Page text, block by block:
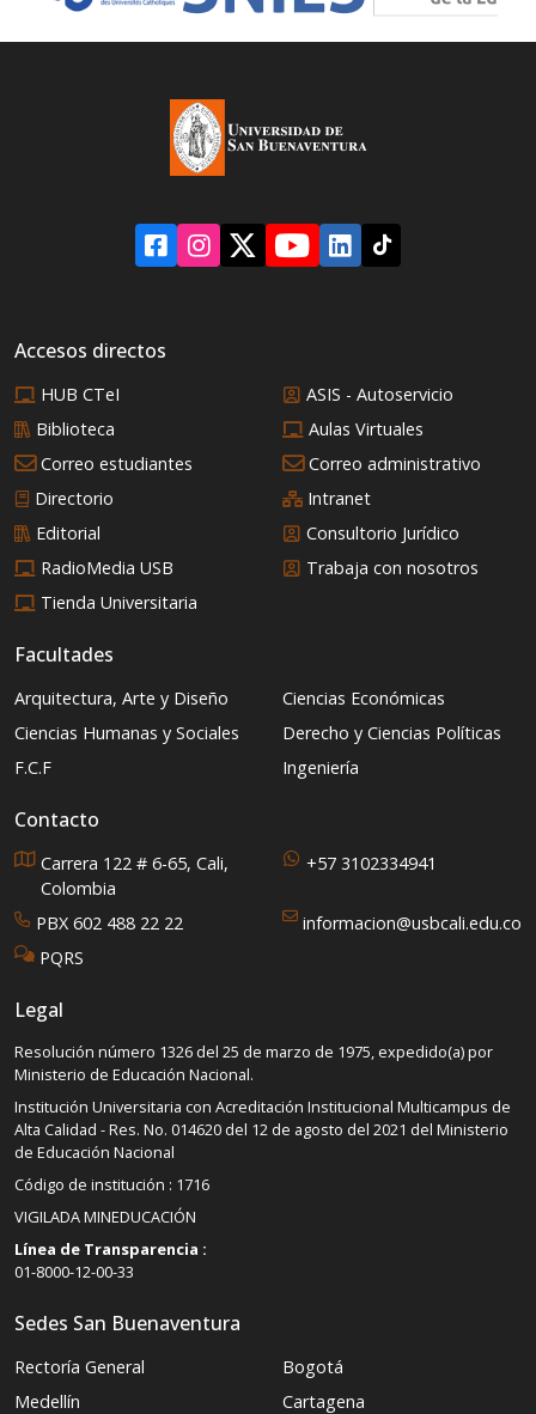
Accesos directos
HUB CTeI
ASIS - Autoservicio
Biblioteca
Aulas Virtuales
Correo estudiantes
Correo administrativo
Directorio
Intranet
Editorial
Consultorio Jurídico
RadioMedia USB
Trabaja con nosotros
Tienda Universitaria
Facultades
Arquitectura, Arte y Diseño
Ciencias Económicas
Ciencias Humanas y Sociales
Derecho y Ciencias Políticas
F.C.F
Ingeniería
Contacto
Carrera 122 # 6-65, Cali,
Colombia
+57 3102334941
PBX 602 488 22 22
informacion@usbcali.edu.co
PQRS
Legal
Resolución número 1326 del 25 de marzo de 1975, expedido(a) por
Ministerio de Educación Nacional.
Institución Universitaria con Acreditación Institucional Multicampus de
Alta Calidad - Res. No. 014620 del 12 de agosto del 2021 del Ministerio
de Educación Nacional
Código de institución : 1716
VIGILADA MINEDUCACIÓN
Línea de Transparencia :
01-8000-12-00-33
Sedes San Buenaventura
Rectoría General
Bogotá
Medellín
Cartagena